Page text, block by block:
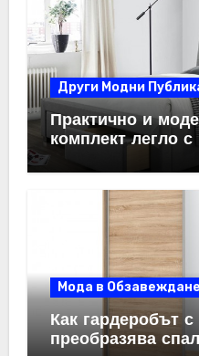
Други Модни
Практично и
комплект легло
Мода в
Как гардеробът
преобразява